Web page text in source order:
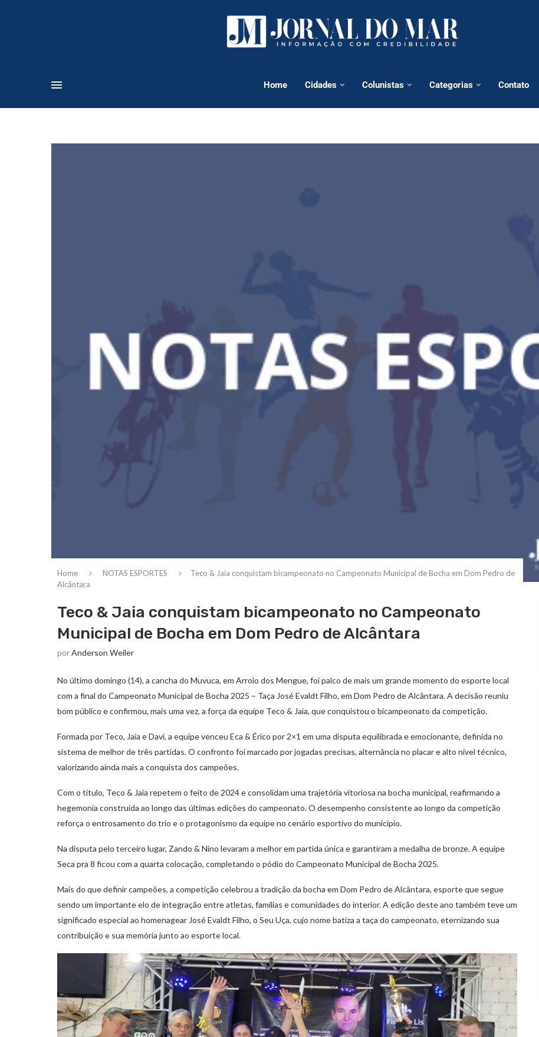
Home Cidades Colunistas Categorias Contato
Home NOTAS ESPORTES
Teco & Jaia conquistam bicampeonato no Campeonato Municipal de Bocha em Dom Pedro de
Alcântara
Teco & Jaia conquistam bicampeonato no Campeonato
Municipal de Bocha em Dom Pedro de Alcântara
porAnderson Weiler
No último domingo (14), a cancha do Muvuca, em Arroio dos Mengue, foi palco de mais um grande momento do esporte local
com a final do Campeonato Municipal de Bocha 2025 – Taça José Evaldt Filho, em Dom Pedro de Alcântara. A decisão reuniu
bom público e confirmou, mais uma vez, a força da equipe Teco & Jaia, que conquistou o bicampeonato da competição.
Formada por Teco, Jaia e Davi, a equipe venceu Eca & Érico por 2×1 em uma disputa equilibrada e emocionante, definida no
sistema de melhor de três partidas. O confronto foi marcado por jogadas precisas, alternância no placar e alto nível técnico,
valorizando ainda mais a conquista dos campeões.
Com o título, Teco & Jaia repetem o feito de 2024 e consolidam uma trajetória vitoriosa na bocha municipal, reafirmando a
hegemonia construída ao longo das últimas edições do campeonato. O desempenho consistente ao longo da competição
reforça o entrosamento do trio e o protagonismo da equipe no cenário esportivo do município.
Na disputa pelo terceiro lugar, Zando & Nino levaram a melhor em partida única e garantiram a medalha de bronze. A equipe
Seca pra 8 ficou com a quarta colocação, completando o pódio do Campeonato Municipal de Bocha 2025.
Mais do que definir campeões, a competição celebrou a tradição da bocha em Dom Pedro de Alcântara, esporte que segue
sendo um importante elo de integração entre atletas, famílias e comunidades do interior. A edição deste ano também teve um
significado especial ao homenagear José Evaldt Filho, o Seu Uça, cujo nome batiza a taça do campeonato, eternizando sua
contribuição e sua memória junto ao esporte local.